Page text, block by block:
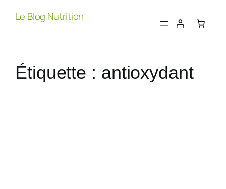
Le Blog Nutrition
Étiquette : antioxydant